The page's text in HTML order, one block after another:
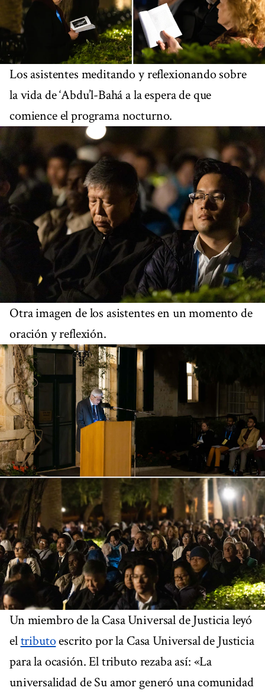
Los asistentes meditando y reflexionando sobre
la vida de ‘Abdu’l-Bahá a la espera de que
comience el programa nocturno.
Otra imagen de los asistentes en un momento de
oración y reflexión.
Un miembro de la Casa Universal de Justicia leyó
eltributoescrito por la Casa Universal de Justicia
para la ocasión. El tributo rezaba así: «La
universalidad de Su amor generó una comunidad